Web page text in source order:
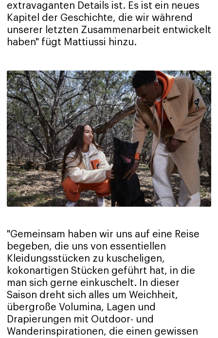
extravaganten Details ist. Es ist ein neues
Kapitel der Geschichte, die wir während
unserer letzten Zusammenarbeit entwickelt
haben" fügt Mattiussi hinzu.
"Gemeinsam haben wir uns auf eine Reise
begeben, die uns von essentiellen
Kleidungsstücken zu kuscheligen,
kokonartigen Stücken geführt hat, in die
man sich gerne einkuschelt. In dieser
Saison dreht sich alles um Weichheit,
übergroße Volumina, Lagen und
Drapierungen mit Outdoor- und
Wanderinspirationen, die einen gewissen